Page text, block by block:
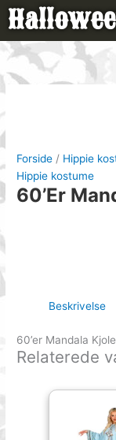
Gå
indholdet
Forside / Hippie
Hippie kostume
60’er
Beskrivelse
60’er Mandala
Relaterede